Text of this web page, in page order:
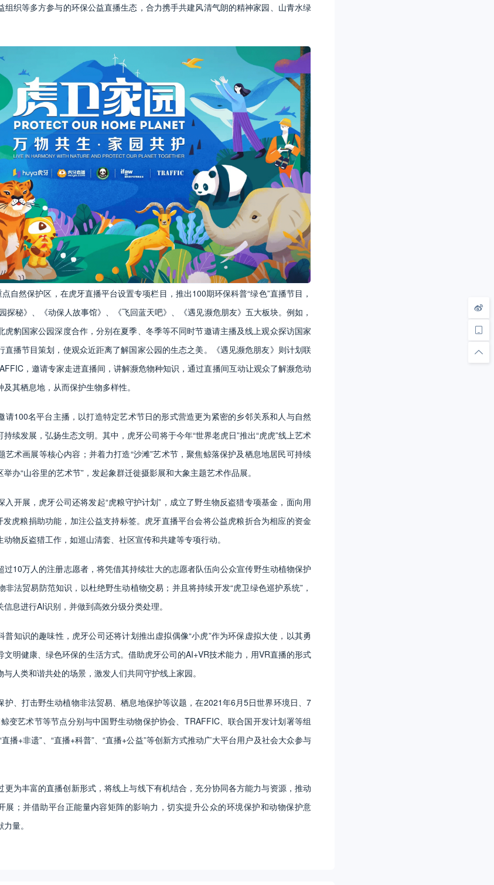
组织等多方参与的环保公益直播生态，合力携手共建风清气朗的精神家园、山青水绿
自然保护区，在虎牙直播平台设置专项栏目，推出100期环保科普“绿色”直播节目，
探秘》、《动保人故事馆》、《飞回蓝天吧》、《遇见濒危朋友》五大板块。例如，
虎豹国家公园深度合作，分别在夏季、冬季等不同时节邀请主播及线上观众探访国家
直播节目策划，使观众近距离了解国家公园的生态之美。《遇见濒危朋友》则计划联
，邀请专家走进直播间，讲解濒危物种知识，通过直播间互动让观众了解濒危动
其栖息地，从而保护生物多样性。
请100名平台主播，以打造特定艺术节日的形式营造更为紧密的乡邻关系和人与自然
续发展，弘扬生态文明。其中，虎牙公司将于今年“世界老虎日”推出“虎虎”线上艺术
艺术画展等核心内容；并着力打造“沙滩”艺术节，聚焦鲸落保护及栖息地居民可持续
办“山谷里的艺术节”，发起象群迁徙摄影展和大象主题艺术作品展。
入开展，虎牙公司还将发起“虎粮守护计划”，成立了野生物反盗猎专项基金，面向用
发虎粮捐助功能，加注公益支持标签。虎牙直播平台会将公益虎粮折合为相应的资金
物反盗猎工作，如巡山清套、社区宣传和共建等专项行动。
过10万人的注册志愿者，将凭借其持续壮大的志愿者队伍向公众宣传野生动植物保护
法贸易防范知识，以杜绝野生动植物交易；并且将持续开发“虎卫绿色巡护系统”，
息进行AI识别，并做到高效分级分类处理。
普知识的趣味性，虎牙公司还将计划推出虚拟偶像“小虎”作为环保虚拟大使，以其勇
明健康、绿色环保的生活方式。借助虎牙公司的AI+VR技术能力，用VR直播的形式
人类和谐共处的场景，激发人们共同守护线上家园。
护、打击野生动植物非法贸易、栖息地保护等议题，在2021年6月5日世界环境日、7
变艺术节等节点分别与中国野生动物保护协会、TRAFFIC、联合国开发计划署等组
播+非遗”、“直播+科普”、“直播+公益”等创新方式推动广大平台用户及社会大众参与
更为丰富的直播创新形式，将线上与线下有机结合，充分协同各方能力与资源，推动
展；并借助平台正能量内容矩阵的影响力，切实提升公众的环境保护和动物保护意
量。